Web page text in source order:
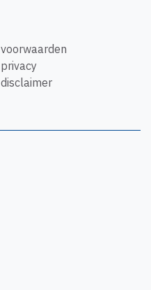
voorwaarden
privacy
disclaimer